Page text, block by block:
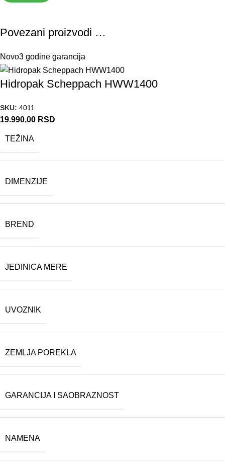
Povezani proizvodi …
Novo3 godine garancija
Hidropak Scheppach HWW1400
SKU: 4011
19.990,00 RSD
TEŽINA
DIMENZIJE
BREND
JEDINICA MERE
UVOZNIK
ZEMLJA POREKLA
GARANCIJA I SAOBRAZNOST
NAMENA